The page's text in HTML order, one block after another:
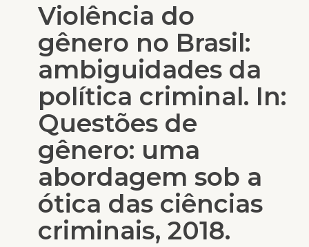
Violência do
gênero no Brasil:
ambiguidades da
política criminal. In:
Questões de
gênero: uma
abordagem sob a
ótica das ciências
criminais, 2018.